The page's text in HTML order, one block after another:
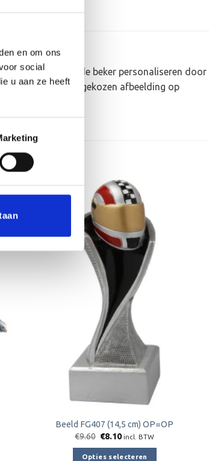
en om ons
social
u aan ze heeft
We kunnen de beker personaliseren door
we een door jou gekozen afbeelding op
het menu
Beeld FG407 (14,5 cm) OP=OP
€9.60 Oorspronkelijke
€8.10Huidige
is:
incl. BTW
Opties selecteren